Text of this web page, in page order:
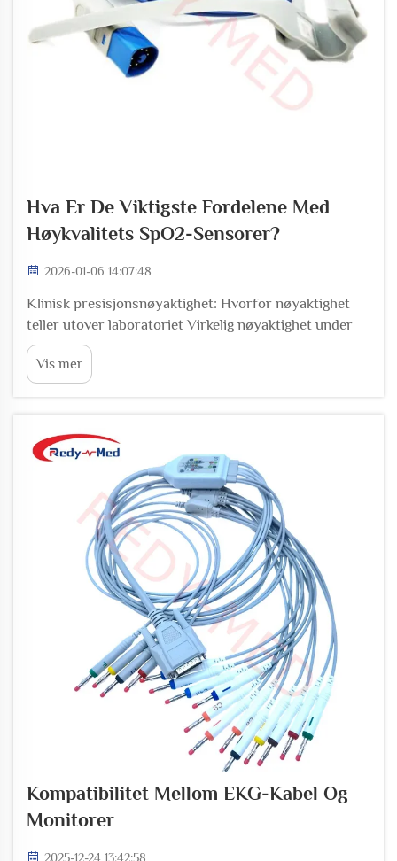
Hva Er De Viktigste Fordelene Med
Høykvalitets SpO2-Sensorer?
2026-01-06 14:07:48
Klinisk presisjonsnøyaktighet: Hvorfor nøyaktighet
teller utover laboratoriet Virkelig nøyaktighet under
dårlig perfusjon, bevegelse og sjokk, validert mot
gullstandard ABG De beste SpO2-sensorene gir
faktisk laboratorienivå nøyaktighet ikke bare i de
Vis mer
Kompatibilitet Mellom EKG-Kabel Og
Monitorer
2025-12-24 13:42:58